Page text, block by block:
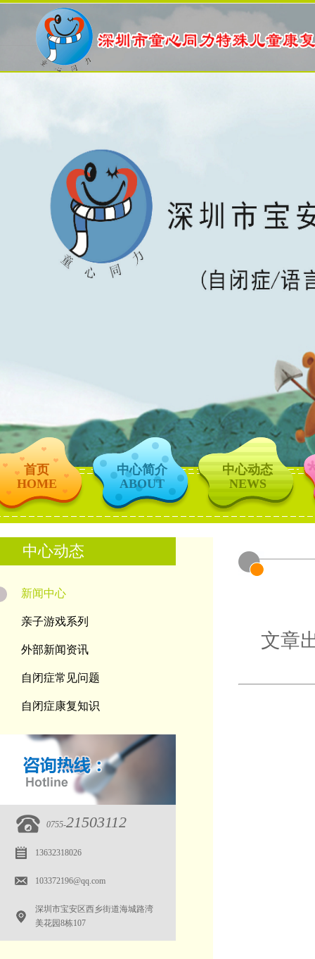
首页
HOME
中心简介
ABOUT
中心动态
NEWS
中心动态
新闻中心
亲子游戏系列
外部新闻资讯
自闭症常见问题
自闭症康复知识
0755-21503112
13632318026
103372196@qq.com
深圳市宝安区西乡街道海城路湾
美花园8栋107
文章